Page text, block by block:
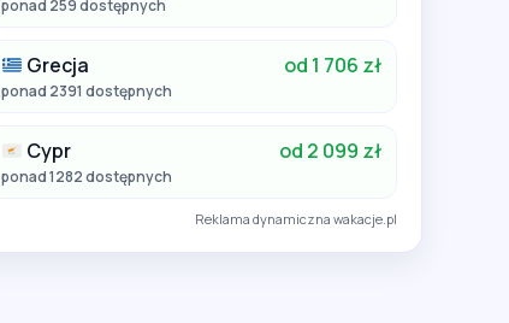
ponad 259 dostępnych
Grecja od 1 706 zł
ponad 2391 dostępnych
Cypr od 2 099 zł
ponad 1282 dostępnych
Reklama dynamiczna wakacje.pl